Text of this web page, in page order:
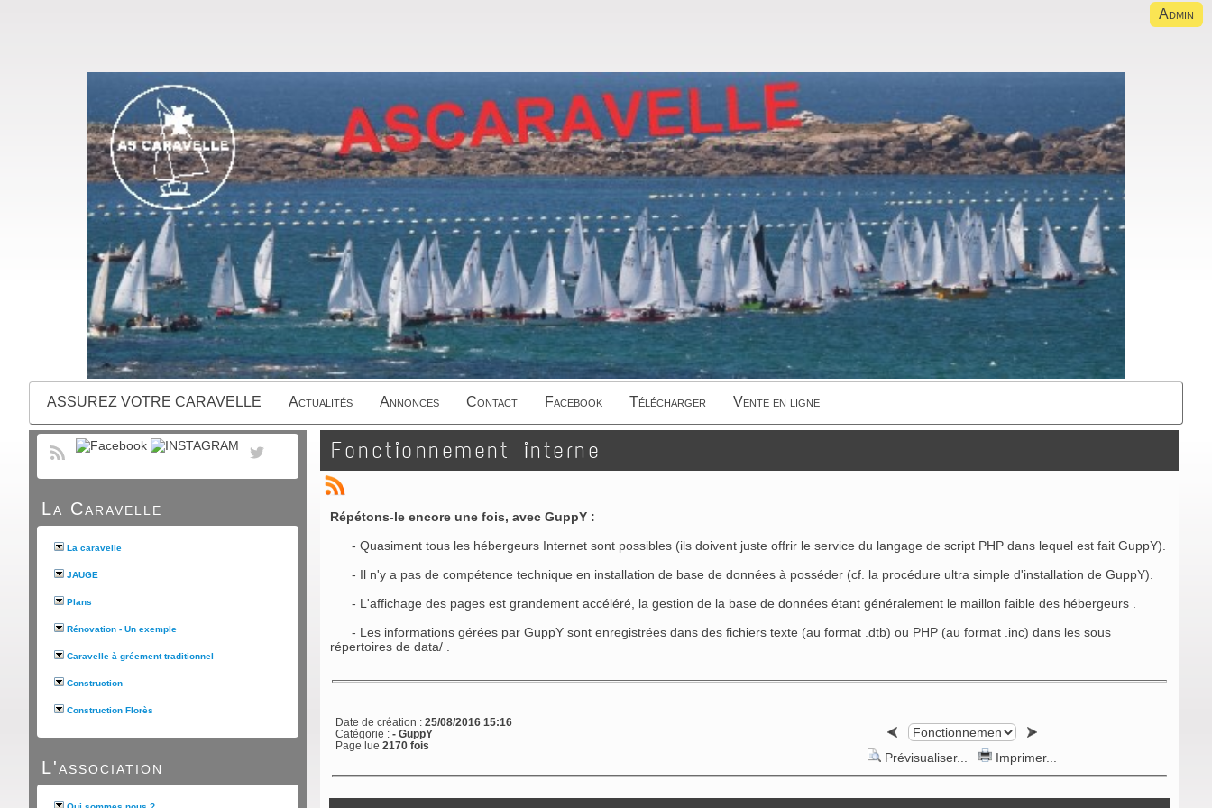
Admin
ASSUREZ VOTRE CARAVELLE Actualités Annonces Contact Facebook Télécharger Vente en ligne
La Caravelle
La caravelle
JAUGE
Plans
Rénovation - Un exemple
Caravelle à gréement traditionnel
Construction
Construction Florès
L'association
Fonctionnement interne
Répétons-le encore une fois, avec GuppY :
- Quasiment tous les hébergeurs Internet sont possibles (ils doivent juste offrir le service du langage de script PHP dans lequel est fait GuppY).
- Il n'y a pas de compétence technique en installation de base de données à posséder (cf. la procédure ultra simple d'installation de GuppY).
- L'affichage des pages est grandement accéléré, la gestion de la base de données étant généralement le maillon faible des hébergeurs .
- Les informations gérées par GuppY sont enregistrées dans des fichiers texte (au format .dtb) ou PHP (au format .inc) dans les sous
répertoires de data/ .
Date de création : 25/08/2016 15:16
Catégorie : - GuppY
Page lue 2170 fois
Prévisualiser... Imprimer...